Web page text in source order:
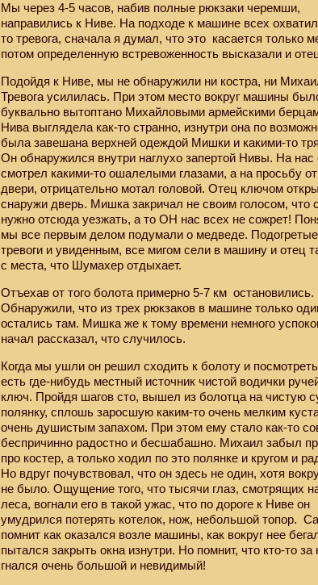
Мы через 4-5 часов, набив полные рюкзаки черемши,
направились к Ниве. На подходе к машине всех
то тревога, сначала я думал, что это касается только
потом определенную встревоженность высказали и
Подойдя к Ниве, мы не обнаружили ни костра, ни
Тревога усилилась. При этом место вокруг машины
буквально вытоптано Михайловыми армейскими
Нива выглядела как-то странно, изнутри она по
была завешана верхней одеждой Мишки и какими-то
Он обнаружился внутри наглухо запертой Нивы. На нас
смотрел какими-то ошалелыми глазами, а на просьбу
двери, отрицательно мотал головой. Отец ключом
снаружи дверь. Мишка закричал не своим голосом, что
нужно отсюда уезжать, а то ОН нас всех не сожрет!
мы все первым делом подумали о медведе.
тревоги и увиденным, все мигом сели в машину и отец
с места, что Шумахер отдыхает.
Отъехав от того болота примерно 5-7 км остановились.
Обнаружили, что из трех рюкзаков в машине только
остались там. Мишка же к тому времени немного
начал рассказал, что случилось.
Когда мы ушли он решил сходить к болоту и
есть где-нибудь местный источник чистой водички
ключ. Пройдя шагов сто, вышел из болотца на чистую
полянку, сплошь заросшую каким-то очень мелким
очень душистым запахом. При этом ему стало как-то
беспричинно радостно и бесшабашно. Михаил забыл
про костер, а только ходил по это полянке и кругом и
Но вдруг почувствовал, что он здесь не один, хотя
не было. Ощущение того, что тысячи глаз, смотрящих
леса, вогнали его в такой ужас, что по дороге к Ниве он
умудрился потерять котелок, нож, небольшой топор.
помнит как оказался возле машины, как вокруг нее
пытался закрыть окна изнутри. Но помнит, что кто-то за
гнался очень большой и невидимый!